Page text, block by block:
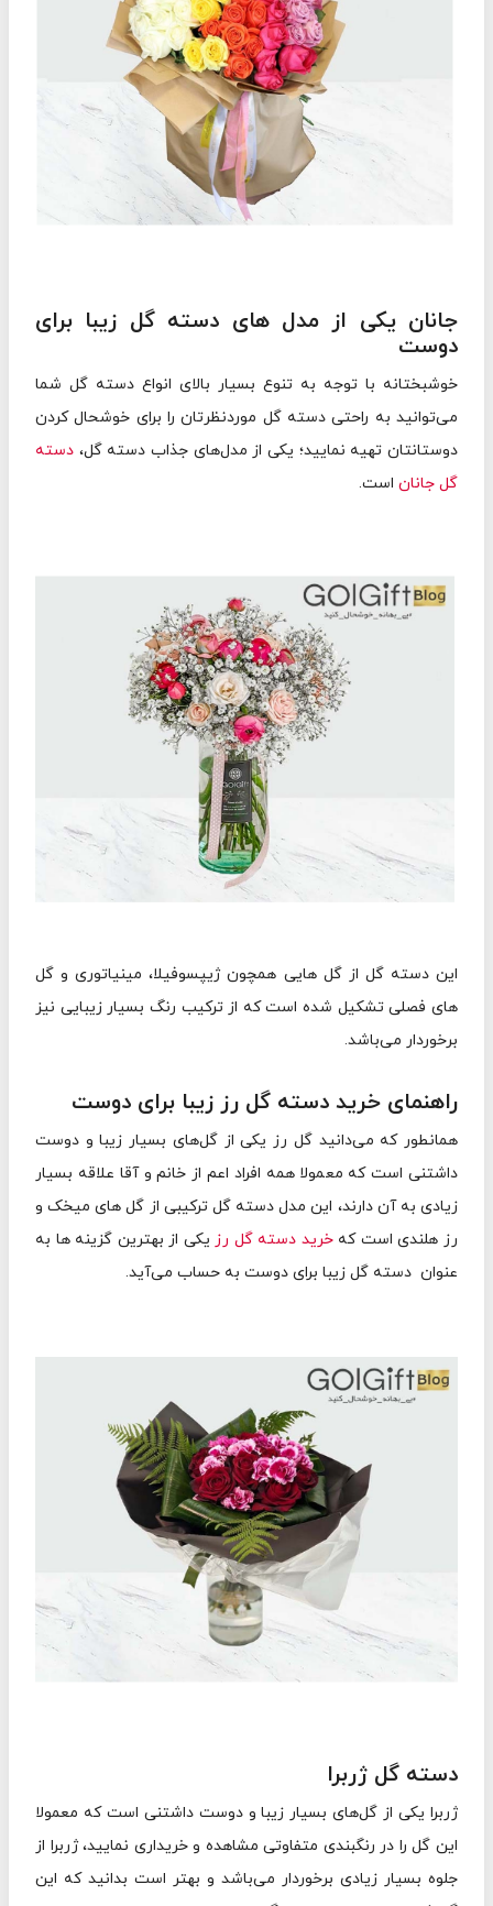
جانان یکی از مدل های دسته گل زیبا برای
دوست
خوشبختانه با توجه به تنوع بسیار بالای انواع دسته گل شما
می‌توانید به راحتی دسته گل موردنظرتان را برای خوشحال کردن
دوستانتان تهیه نمایید؛ یکی از مدل‌های جذاب دسته گل، دسته
گل جانان است.
این دسته گل از گل هایی همچون ژیپسوفیلا، مینیاتوری و گل
های فصلی تشکیل شده است که از ترکیب رنگ بسیار زیبایی نیز
برخوردار می‌باشد.
راهنمای خرید دسته گل رز زیبا برای دوست
همانطور که می‌دانید گل رز یکی از گل‌های بسیار زیبا و دوست
داشتنی است که معمولا همه افراد اعم از خانم و آقا علاقه بسیار
زیادی به آن دارند، این مدل دسته گل ترکیبی از گل های میخک و
رز هلندی است کهخرید دسته گل رز یکی از بهترین گزینه ها به
عنوان دسته گل زیبا برای دوست به حساب می‌آید.
دسته گل ژربرا
ژربرا یکی از گل‌های بسیار زیبا و دوست داشتنی است که معمولا
این گل را در رنگبندی متفاوتی مشاهده و خریداری نمایید، ژربرا از
جلوه بسیار زیادی برخوردار می‌باشد و بهتر است بدانید که این